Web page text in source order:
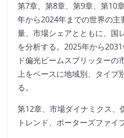
第7章、第8章、第9章、第10
年から2024年までの世界の
量、市場シェアとともに、国
を分析する。2025年から
ド偏光ビームスプリッターの
上をベースに地域別、タイプ
る。
第12章、市場ダイナミクス、
トレンド、ポーターズファイ